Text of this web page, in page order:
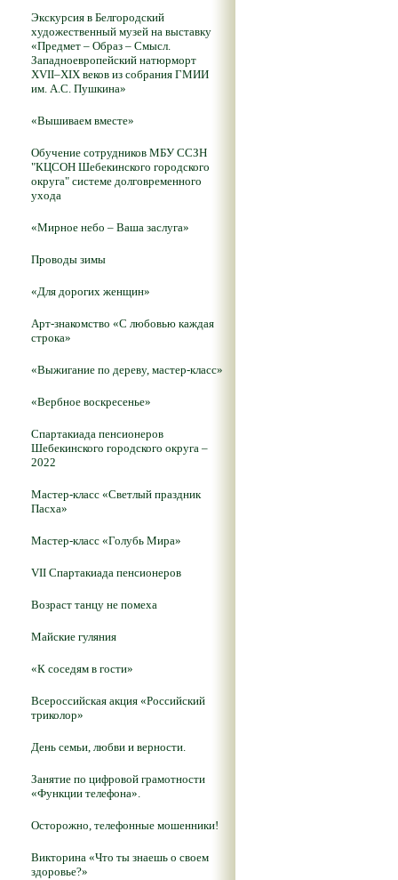
Экскурсия в Белгородский
художественный музей на выставку
«Предмет – Образ – Смысл.
Западноевропейский натюрморт
XVII–XIX веков из собрания ГМИИ
им. А.С. Пушкина»
«Вышиваем вместе»
Обучение сотрудников МБУ ССЗН
"КЦСОН Шебекинского городского
округа" системе долговременного
ухода
«Мирное небо – Ваша заслуга»
Проводы зимы
«Для дорогих женщин»
Арт-знакомство «С любовью каждая
строка»
«Выжигание по дереву, мастер-класс»
«Вербное воскресенье»
Спартакиада пенсионеров
Шебекинского городского округа –
2022
Мастер-класс «Светлый праздник
Пасха»
Мастер-класс «Голубь Мира»
VII Спартакиада пенсионеров
Возраст танцу не помеха
Майские гуляния
«К соседям в гости»
Всероссийская акция «Российский
триколор»
День семьи, любви и верности.
Занятие по цифровой грамотности
«Функции телефона».
Осторожно, телефонные мошенники!
Викторина «Что ты знаешь о своем
здоровье?»